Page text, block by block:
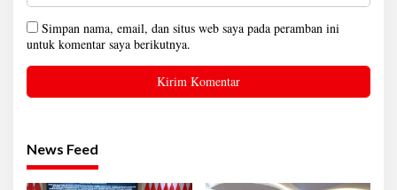
Simpan nama, email, dan situs web saya pada peramban ini
untuk komentar saya berikutnya.
News Feed